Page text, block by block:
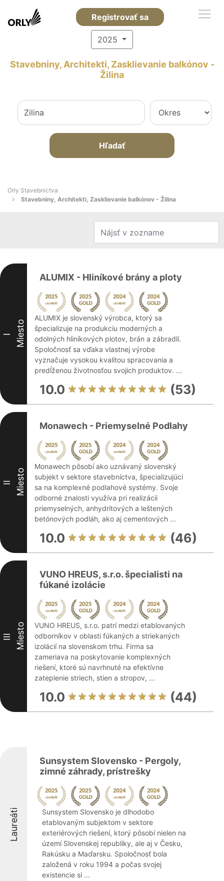
Registrovať sa
2025
Stavebniny, Architekti, Zasklievanie balkónov -
Žilina
Hľadať
Orly Stavebníctva
Stavebniny, Architekti, Zasklievanie balkónov - Žilina
I Miesto
ALUMIX - Hliníkové brány a ploty
ALUMIX je slovenský výrobca, ktorý sa
špecializuje na produkciu moderných a
odolných hliníkových plotov, brán a zábradlí.
Spoločnosť sa vďaka vlastnej výrobe
vyznačuje vysokou kvalitou spracovania a
predĺženou životnosťou svojich produktov. ...
10.0 (53)
II Miesto
Monawech - Priemyselné Podlahy
Monawech pôsobí ako uznávaný slovenský
subjekt v sektore stavebníctva, špecializujúci
sa na komplexné podlahové systémy. Svoje
odborné znalosti využíva pri realizácii
priemyselných, anhydritových a leštených
betónových podláh, ako aj cementových ...
10.0 (46)
III Miesto
VUNO HREUS, s.r.o. špecialisti na
fúkané izolácie
VUNO HREUS, s.r.o. patrí medzi etablovaných
odborníkov v oblasti fúkaných a striekaných
izolácií na slovenskom trhu. Firma sa
zameriava na poskytovanie komplexných
riešení, ktoré sú navrhnuté na efektívne
zateplenie striech, stien a stropov, ...
10.0 (44)
Laureáti
Sunsystem Slovensko - Pergoly,
zimné záhrady, prístrešky
Sunsystem Slovensko je dlhodobo
etablovaným subjektom v sektore
exteriérových riešení, ktorý pôsobí nielen na
území Slovenskej republiky, ale aj v Česku,
Rakúsku a Maďarsku. Spoločnosť bola
založená v roku 1994 a počas svojej
existencie si ...